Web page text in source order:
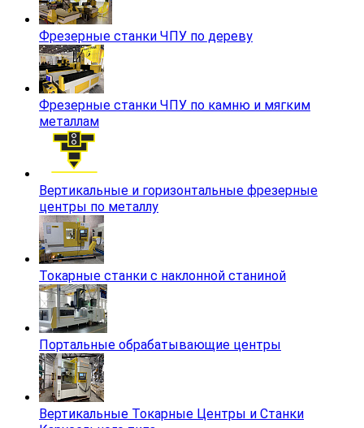
Фрезерные станки ЧПУ по дереву
Фрезерные станки ЧПУ по камню и мягким
металлам
Вертикальные и горизонтальные фрезерные
центры по металлу
Токарные станки с наклонной станиной
Портальные обрабатывающие центры
Вертикальные Токарные Центры и Станки